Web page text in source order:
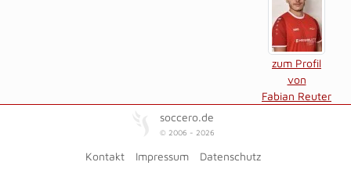
zum Profil
von
Fabian Reuter
soccero.de
© 2006 - 2026
Kontakt Impressum Datenschutz